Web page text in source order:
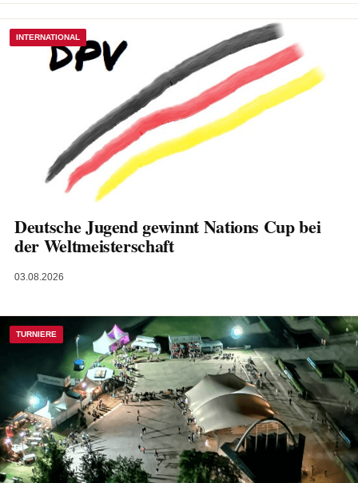
INTERNATIONAL
Deutsche Jugend gewinnt Nations Cup bei
der Weltmeisterschaft
03.08.2026
TURNIERE